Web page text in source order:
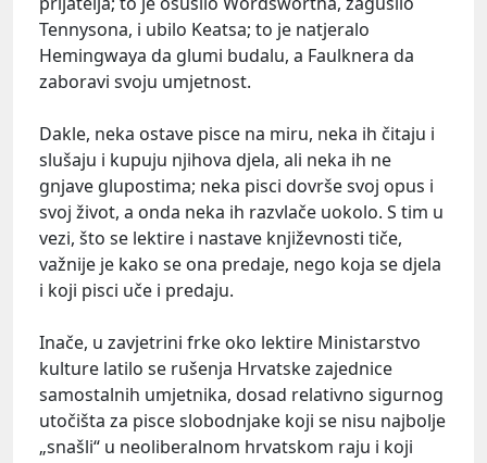
Tennysona, i ubilo Keatsa; to je natjeralo
Hemingwaya da glumi budalu, a Faulknera da
zaboravi svoju umjetnost.
Dakle, neka ostave pisce na miru, neka ih čitaju i
slušaju i kupuju njihova djela, ali neka ih ne
gnjave glupostima; neka pisci dovrše svoj opus i
svoj život, a onda neka ih razvlače uokolo. S tim u
vezi, što se lektire i nastave književnosti tiče,
važnije je kako se ona predaje, nego koja se djela
i koji pisci uče i predaju.
Inače, u zavjetrini frke oko lektire Ministarstvo
kulture latilo se rušenja Hrvatske zajednice
samostalnih umjetnika, dosad relativno sigurnog
utočišta za pisce slobodnjake koji se nisu najbolje
„snašli“ u neoliberalnom hrvatskom raju i koji